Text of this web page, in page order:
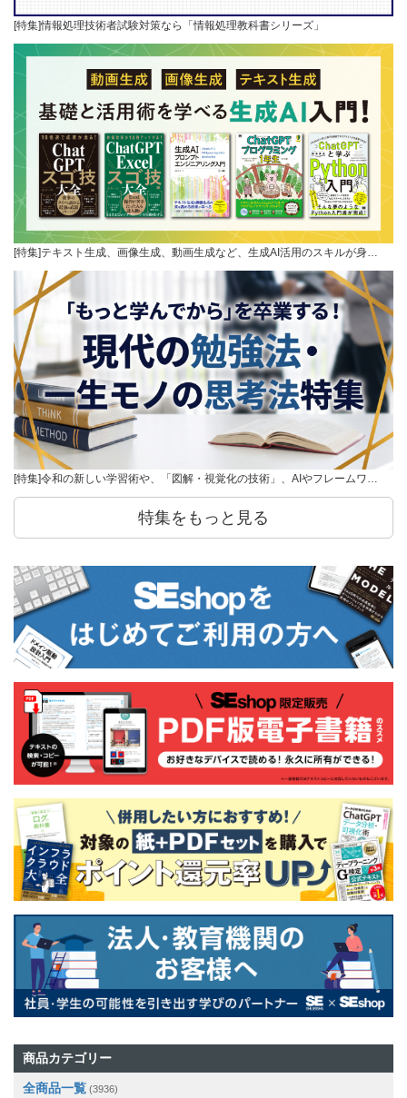
[特集]情報処理技術者試験対策なら「情報処理教科書シリーズ」
[特集]テキスト生成、画像生成、動画生成など、生成AI活用のスキルが身…
[特集]令和の新しい学習術や、「図解・視覚化の技術」、AIやフレームワ…
特集をもっと見る
商品カテゴリー
全商品一覧 (3936)